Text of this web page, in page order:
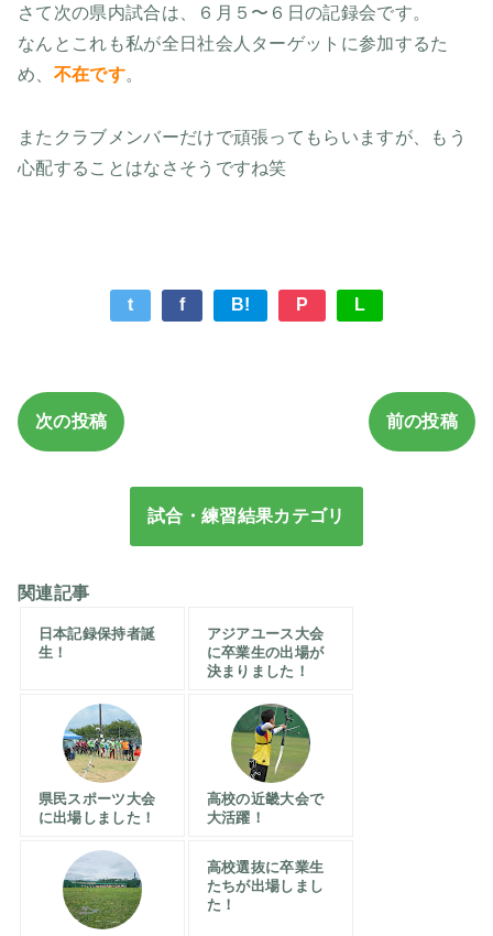
さて次の県内試合は、６月５〜６日の記録会です。
なんとこれも私が全日社会人ターゲットに参加するた
め、 不在です。
またクラブメンバーだけで頑張ってもらいますが、もう
心配することはなさそうですね笑
t f B! P L
次の投稿 前の投稿
試合・練習結果カテゴリ
関連記事
日本記録保持者誕
生！
アジアユース大会
に卒業生の出場が
決まりました！
県民スポーツ大会
に出場しました！
高校の近畿大会で
大活躍！
高校選抜に卒業生
たちが出場しまし
た！